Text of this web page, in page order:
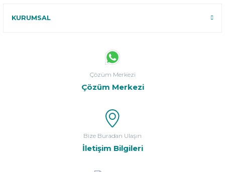
KURUMSAL
Çözüm Merkezi
Çözüm Merkezi
Bize Buradan Ulaşın
İletişim Bilgileri